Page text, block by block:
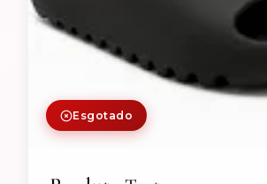
Esgotado